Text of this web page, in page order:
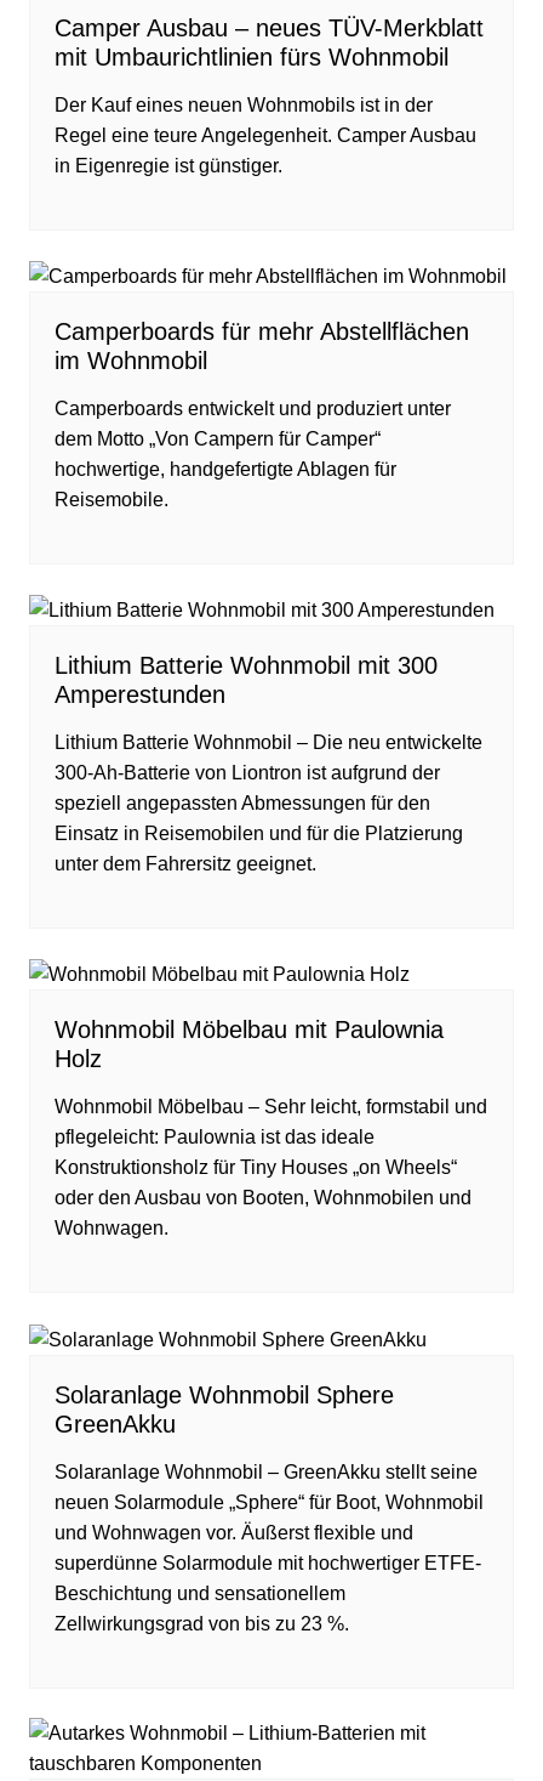
Camper Ausbau – neues TÜV-Merkblatt
mit Umbaurichtlinien fürs Wohnmobil
Der Kauf eines neuen Wohnmobils ist in der
Regel eine teure Angelegenheit. Camper Ausbau
in Eigenregie ist günstiger.
Camperboards für mehr Abstellflächen
im Wohnmobil
Camperboards entwickelt und produziert unter
dem Motto „Von Campern für Camper“
hochwertige, handgefertigte Ablagen für
Reisemobile.
Lithium Batterie Wohnmobil mit 300
Amperestunden
Lithium Batterie Wohnmobil – Die neu entwickelte
300-Ah-Batterie von Liontron ist aufgrund der
speziell angepassten Abmessungen für den
Einsatz in Reisemobilen und für die Platzierung
unter dem Fahrersitz geeignet.
Wohnmobil Möbelbau mit Paulownia
Holz
Wohnmobil Möbelbau – Sehr leicht, formstabil und
pflegeleicht: Paulownia ist das ideale
Konstruktionsholz für Tiny Houses „on Wheels“
oder den Ausbau von Booten, Wohnmobilen und
Wohnwagen.
Solaranlage Wohnmobil Sphere
GreenAkku
Solaranlage Wohnmobil – GreenAkku stellt seine
neuen Solarmodule „Sphere“ für Boot, Wohnmobil
und Wohnwagen vor. Äußerst flexible und
superdünne Solarmodule mit hochwertiger ETFE-
Beschichtung und sensationellem
Zellwirkungsgrad von bis zu 23 %.